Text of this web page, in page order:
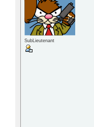
SubLieutenant